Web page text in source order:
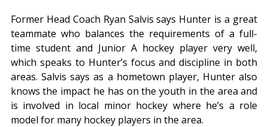
Former Head Coach Ryan Salvis says Hunter is a great
teammate who balances the requirements of a full-
time student and Junior A hockey player very well,
which speaks to Hunter’s focus and discipline in both
areas. Salvis says as a hometown player, Hunter also
knows the impact he has on the youth in the area and
is involved in local minor hockey where he’s a role
model for many hockey players in the area.